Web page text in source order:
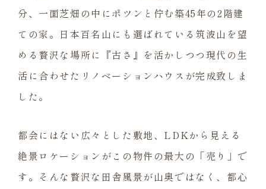
分、一面芝畑の中にポツンと佇む築45年の2階建
ての家。日本百名山にも選ばれている筑波山を望
める贅沢な場所に『古さ』を活かしつつ現代の生
活に合わせたリノベーションハウスが完成致しま
した。
都会にはない広々とした敷地、LDKから見える
絶景ロケーションがこの物件の最大の「売り」で
す。そんな贅沢な田舎風景が山奥ではなく、都心